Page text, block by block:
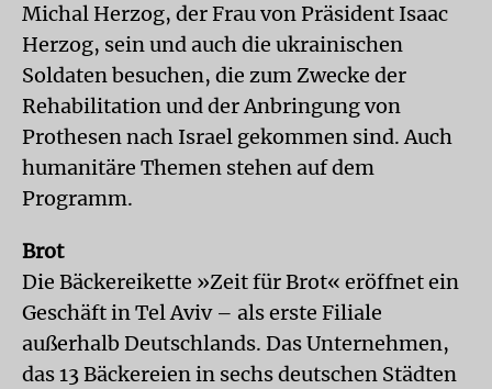
Michal Herzog, der Frau von Präsident Isaac
Herzog, sein und auch die ukrainischen
Soldaten besuchen, die zum Zwecke der
Rehabilitation und der Anbringung von
Prothesen nach Israel gekommen sind. Auch
humanitäre Themen stehen auf dem
Programm.
Brot
Die Bäckereikette »Zeit für Brot« eröffnet ein
Geschäft in Tel Aviv – als erste Filiale
außerhalb Deutschlands. Das Unternehmen,
das 13 Bäckereien in sechs deutschen Städten